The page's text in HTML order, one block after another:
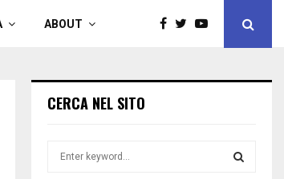
ABOUT
CERCA NEL SITO